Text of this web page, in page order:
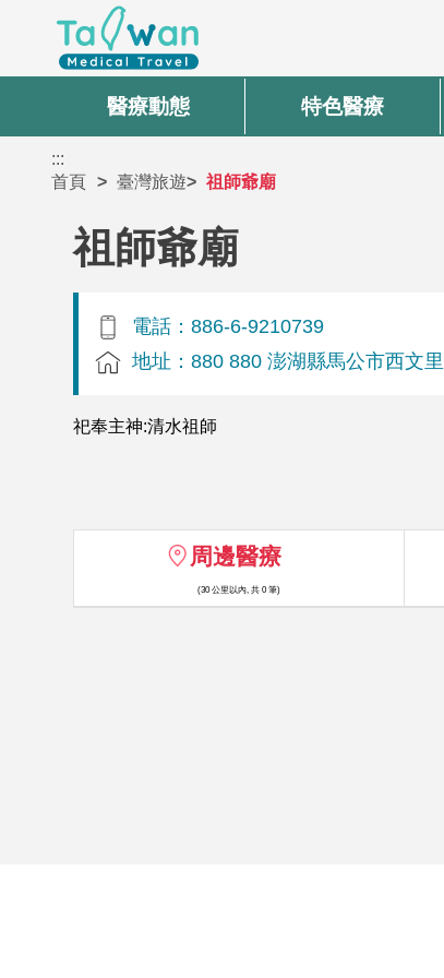
醫療動態 特色醫療
:::
首頁
臺灣旅遊 祖師爺廟
祖師爺廟
電話：886-6-9210739
地址：880 880 澎湖縣馬公市西文
祀奉主神:清水祖師
周邊醫療
(30 公里以內, 共 0 筆)